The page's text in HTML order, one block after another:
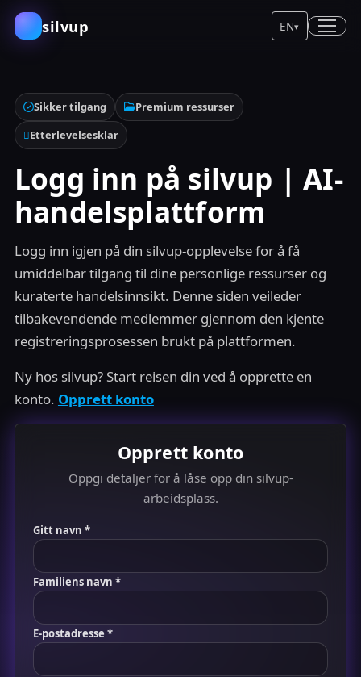
silvup EN▾
Sikker tilgang
Premium ressurser
Etterlevelsesklar
Logg inn på silvup | AI-
handelsplattform
Logg inn igjen på din silvup-opplevelse for å få
umiddelbar tilgang til dine personlige ressurser og
kuraterte handelsinnsikt. Denne siden veileder
tilbakevendende medlemmer gjennom den kjente
registreringsprosessen brukt på plattformen.
Ny hos silvup? Start reisen din ved å opprette en
konto. Opprett konto
Opprett konto
Oppgi detaljer for å låse opp din silvup-
arbeidsplass.
Gitt navn *
Familiens navn *
E-postadresse *